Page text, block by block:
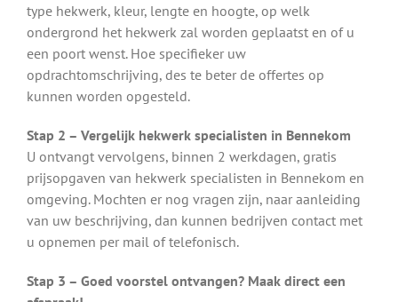
type hekwerk, kleur, lengte en hoogte, op welk
ondergrond het hekwerk zal worden geplaatst en of u
een poort wenst. Hoe specifieker uw
opdrachtomschrijving, des te beter de offertes op
kunnen worden opgesteld.
Stap 2 – Vergelijk hekwerk specialisten in Bennekom
U ontvangt vervolgens, binnen 2 werkdagen, gratis
prijsopgaven van hekwerk specialisten in Bennekom en
omgeving. Mochten er nog vragen zijn, naar aanleiding
van uw beschrijving, dan kunnen bedrijven contact met
u opnemen per mail of telefonisch.
Stap 3 – Goed voorstel ontvangen? Maak direct een